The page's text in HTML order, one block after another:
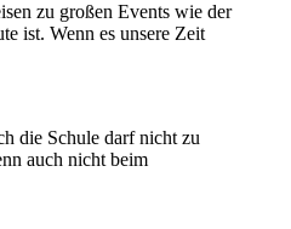
zu großen Events wie der
ist. Wenn es unsere Zeit
die Schule darf nicht zu
auch nicht beim